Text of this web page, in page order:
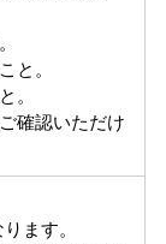
と。
。
確認いただけ
ます。